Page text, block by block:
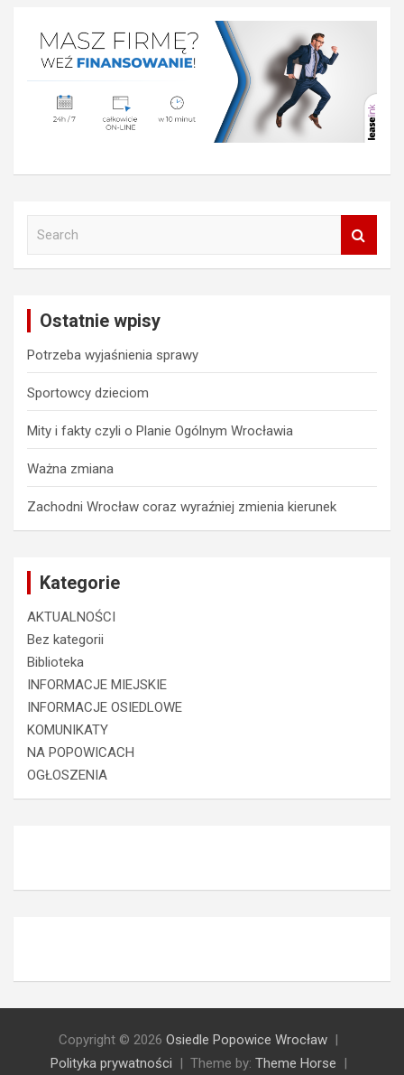
Ostatnie wpisy
Potrzeba wyjaśnienia sprawy
Sportowcy dzieciom
Mity i fakty czyli o Planie Ogólnym Wrocławia
Ważna zmiana
Zachodni Wrocław coraz wyraźniej zmienia kierunek
Kategorie
AKTUALNOŚCI
Bez kategorii
Biblioteka
INFORMACJE MIEJSKIE
INFORMACJE OSIEDLOWE
KOMUNIKATY
NA POPOWICACH
OGŁOSZENIA
Copyright © 2026 Osiedle Popowice Wrocław
Polityka prywatności
Theme by: Theme Horse